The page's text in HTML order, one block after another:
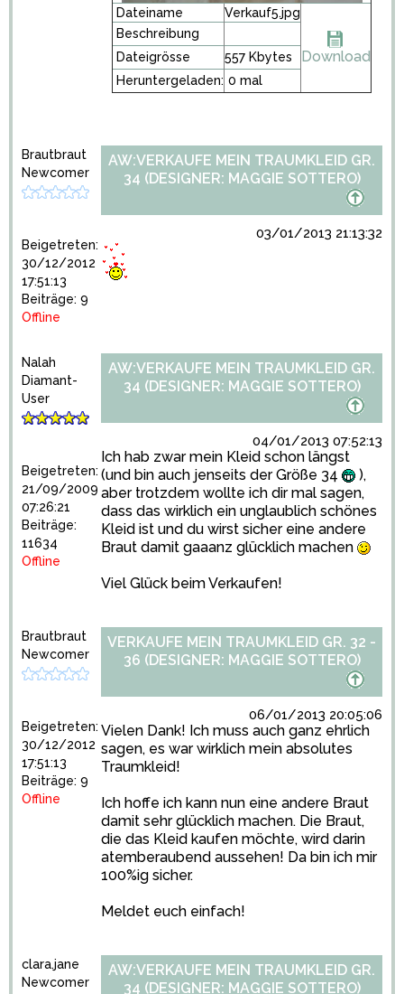
Dateiname Verkauf5.jpg
Download
Beschreibung
Dateigrösse
557 Kbytes
Heruntergeladen: 0 mal
Brautbraut
Newcomer
Beigetreten:
30/12/2012
17:51:13
Beiträge: 9
Offline
AW:VERKAUFE MEIN TRAUMKLEID GR.
34 (DESIGNER: MAGGIE SOTTERO)
03/01/2013 21:13:32
Nalah
Diamant-
User
Beigetreten:
21/09/2009
07:26:21
Beiträge:
11634
Offline
AW:VERKAUFE MEIN TRAUMKLEID GR.
34 (DESIGNER: MAGGIE SOTTERO)
04/01/2013 07:52:13
Ich hab zwar mein Kleid schon längst
(und bin auch jenseits der Größe 34
),
aber trotzdem wollte ich dir mal sagen,
dass das wirklich ein unglaublich schönes
Kleid ist und du wirst sicher eine andere
Braut damit gaaanz glücklich machen
Viel Glück beim Verkaufen!
Brautbraut
Newcomer
Beigetreten:
30/12/2012
17:51:13
Beiträge: 9
Offline
VERKAUFE MEIN TRAUMKLEID GR. 32 -
36 (DESIGNER: MAGGIE SOTTERO)
06/01/2013 20:05:06
Vielen Dank! Ich muss auch ganz ehrlich
sagen, es war wirklich mein absolutes
Traumkleid!
Ich hoffe ich kann nun eine andere Braut
damit sehr glücklich machen. Die Braut,
die das Kleid kaufen möchte, wird darin
atemberaubend aussehen! Da bin ich mir
100%ig sicher.
Meldet euch einfach!
clara.jane
Newcomer
AW:VERKAUFE MEIN TRAUMKLEID GR.
34 (DESIGNER: MAGGIE SOTTERO)